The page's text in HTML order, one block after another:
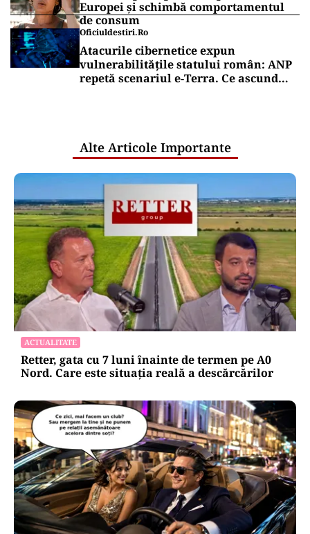
Europei și schimbă comportamentul
de consum
Oficiuldestiri.ro
Atacurile cibernetice expun
vulnerabilitățile statului român: ANP
repetă scenariul e‑Terra. Ce ascund
Alte Articole Importante
ACTUALITATE
Retter, gata cu 7 luni înainte de termen pe A0
Nord. Care este situația reală a descărcărilor